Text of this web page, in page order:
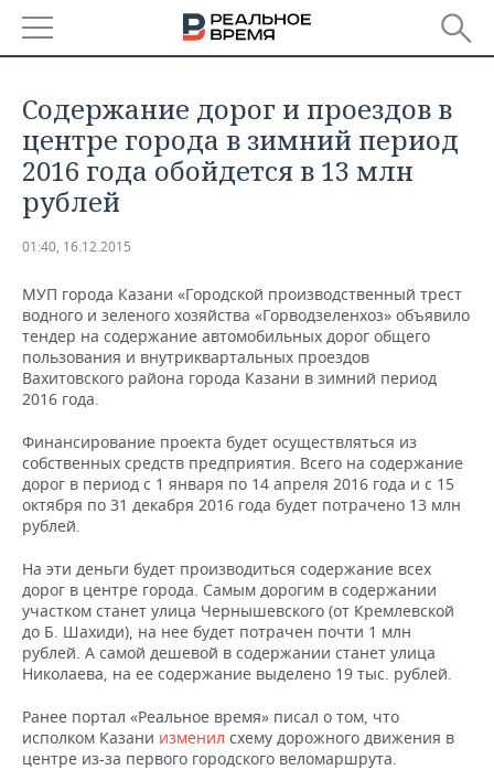
БАШКОРТОСТАН
ТАТАРСТАН
НОВОСТИ
АНАЛИТИКА
КОРОЛИ ГОСЗАКАЗА ПФО
ВУЗЫ ТАТАРСТАНА
КОМУ ПРИНАДЛЕЖАТ
ТОРГОВЫЕ ЦЕНТРЫ
ТАТАРСТАНА
ФИНАНСЫ
БАНКИ
БЮДЖЕТ
ИНВЕСТИЦИИ
НОВОСТИ
ПРОМЫШЛЕННОСТИ
АГРОПРОМ
МАШИНОСТРОЕНИЕ
НЕФТЕХИМИЯ
ОПК
ЭНЕРГЕТИКА
НЕДВИЖИМОСТЬ
НОВОСТИ НЕДВИЖИМОСТИ
АВТО
НОВОСТИ АВТО
БИЗНЕС
НОВОСТИ БИЗНЕСА
РОЗНИЧНАЯ ТОРГОВЛЯ
ТРАНСПОРТ
УСЛУГИ
ТЕХНОЛОГИИ
НОВОСТИ ТЕХНОЛОГИЙ
IT
МЕДИА
ТЕЛЕКОММУНИКАЦИИ
МЕРОПРИЯТИЯ
НОВОСТИ МЕРОПРИЯТИЙ
ВЫЕЗДНАЯ РЕДАКЦИЯ
БИЗНЕС-БРАНЧИ
ONLINE-КОНФЕРЕНЦИИ
СПОРТ
НОВОСТИ СПОРТА
ХОККЕЙ
ОБЩЕСТВО
НОВОСТИ ОБЩЕСТВА
ВЛАСТЬ
ФОТОГАЛЕРЕЯ
СЮЖЕТЫ
Содержание дорог и проездов в
центре города в зимний период
2016 года обойдется в 13 млн
рублей
01:40, 16.12.2015
МУП города Казани «Городской производственный трест
водного и зеленого хозяйства «Горводзеленхоз» объявило
тендер на содержание автомобильных дорог общего
пользования и внутриквартальных проездов
Вахитовского района города Казани в зимний период
2016 года.
Финансирование проекта будет осуществляться из
собственных средств предприятия. Всего на содержание
дорог в период с 1 января по 14 апреля 2016 года и с 15
октября по 31 декабря 2016 года будет потрачено 13 млн
рублей.
На эти деньги будет производиться содержание всех
дорог в центре города. Самым дорогим в содержании
участком станет улица Чернышевского (от Кремлевской
до Б. Шахиди), на нее будет потрачен почти 1 млн
рублей. А самой дешевой в содержании станет улица
Николаева, на ее содержание выделено 19 тыс. рублей.
Ранее портал «Реальное время» писал о том, что
исполком Казани изменил схему дорожного движения в
центре из-за первого городского веломаршрута.